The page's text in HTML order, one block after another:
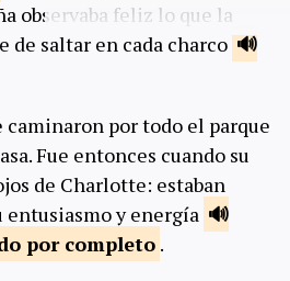
observaba feliz lo que la
de saltar en cada charco
por todo el parque
Fue entonces cuando su
de Charlotte: estaban
entusiasmo y energía
por completo .